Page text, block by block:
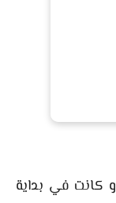
شركة يابانية تأسست عام 1920 و كانت في بداية